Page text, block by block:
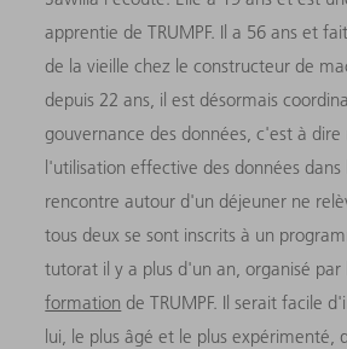
apprentie de TRUMPF. Il a 56 ans et
de la vieille chez le constructeur de
depuis 22 ans, il est désormais
gouvernance des données, c'est à dire
l'utilisation effective des données
rencontre autour d'un déjeuner ne
tous deux se sont inscrits à un
tutorat il y a plus d'un an, organisé
formation de TRUMPF. Il serait facile
lui, le plus âgé et le plus expérimenté,